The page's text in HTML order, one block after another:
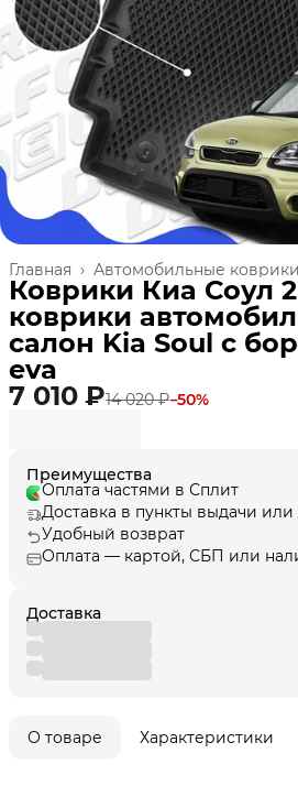
Автомобильные коврики
Главная ›
Коврики Киа Соул 2
коврики
салон Kia Soul с
eva
7 010 ₽14 020 ₽−50%
Преимущества
Оплата частями в Сплит
Доставка в пункты выдачи
Удобный возврат
Оплата — картой, СБП или
Доставка
О товаре Характеристики